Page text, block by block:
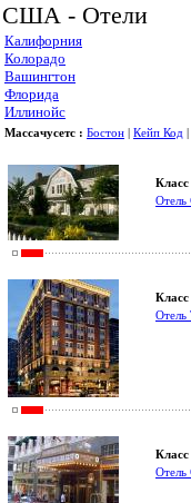
США - Отели
Калифорния
Колорадо
Вашингтон
Флорида
Иллинойс
Массачусетс : Бостон | Кейп Код |
Отель
Отель
Отель